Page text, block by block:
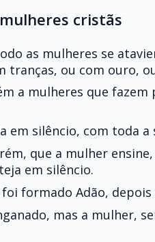
cristãs
as mulheres se
tranças, ou com ouro,
a mulheres que
em silêncio, com toda a
que a mulher
em silêncio.
formado Adão, depois
mas a mulher,